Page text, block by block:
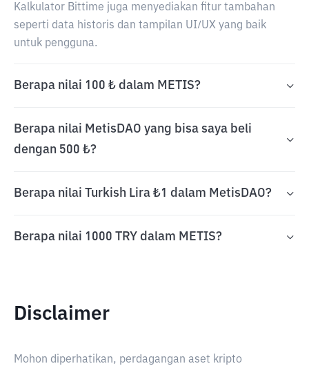
Kalkulator Bittime juga menyediakan fitur tambahan
seperti data historis dan tampilan UI/UX yang baik
untuk pengguna.
Berapa nilai 100 ₺ dalam METIS?
Berapa nilai MetisDAO yang bisa saya beli
dengan 500 ₺?
Berapa nilai Turkish Lira ₺1 dalam MetisDAO?
Berapa nilai 1000 TRY dalam METIS?
Disclaimer
Mohon diperhatikan, perdagangan aset kripto